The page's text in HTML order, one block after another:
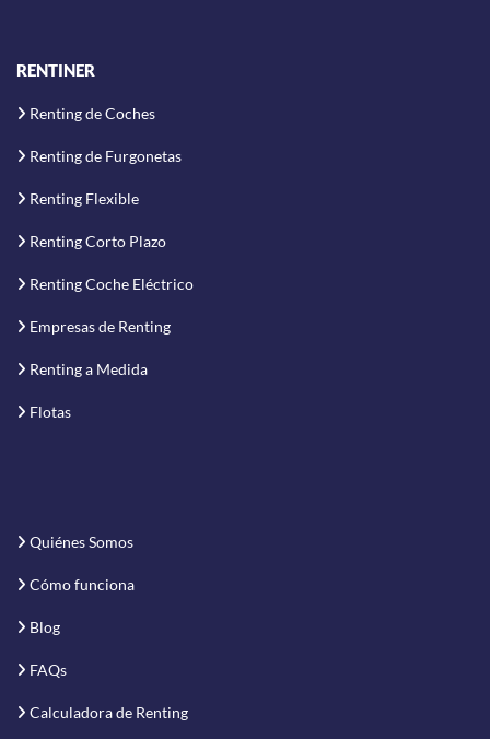
RENTINER
Renting de Coches
Renting de Furgonetas
Renting Flexible
Renting Corto Plazo
Renting Coche Eléctrico
Empresas de Renting
Renting a Medida
Flotas
Quiénes Somos
Cómo funciona
Blog
FAQs
Calculadora de Renting